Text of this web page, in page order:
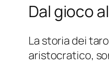
Dal gioco
La storia dei
aristocratico,